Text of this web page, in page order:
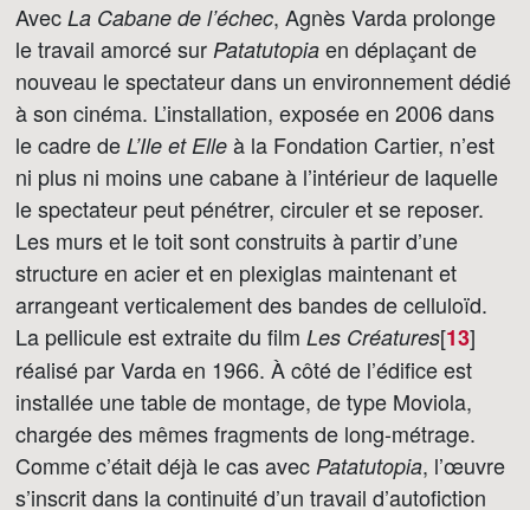
Avec La Cabane de l’échec, Agnès Varda prolonge
le travail amorcé sur Patatutopia en déplaçant de
nouveau le spectateur dans un environnement dédié
à son cinéma. L’installation, exposée en 2006 dans
le cadre de L’Ile et Elle à la Fondation Cartier, n’est
ni plus ni moins une cabane à l’intérieur de laquelle
le spectateur peut pénétrer, circuler et se reposer.
Les murs et le toit sont construits à partir d’une
structure en acier et en plexiglas maintenant et
arrangeant verticalement des bandes de celluloïd.
La pellicule est extraite du film Les Créatures[13]
réalisé par Varda en 1966. À côté de l’édifice est
installée une table de montage, de type Moviola,
chargée des mêmes fragments de long-métrage.
Comme c’était déjà le cas avec Patatutopia, l’œuvre
s’inscrit dans la continuité d’un travail d’autofiction